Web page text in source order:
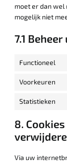
moet er dan wel
mogelijk niet
7.1
Functioneel
Voorkeuren
Statistieken
8.
Via uw